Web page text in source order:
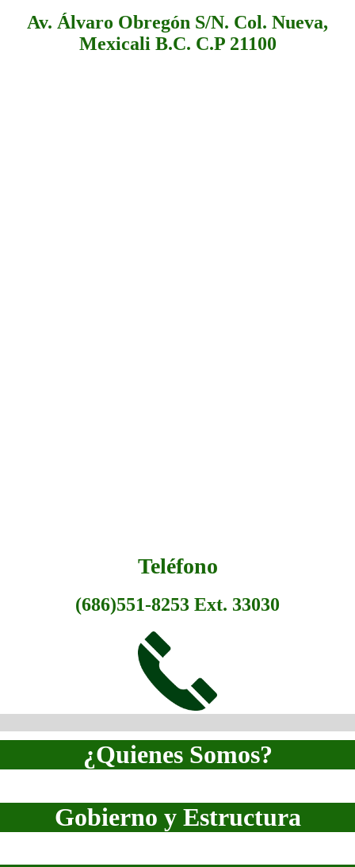
Av. Álvaro Obregón S/N. Col. Nueva,
Mexicali B.C. C.P 21100
Teléfono
(686)551-8253 Ext. 33030
¿Quienes Somos?
Modelo educativo
Gobierno y Estructura